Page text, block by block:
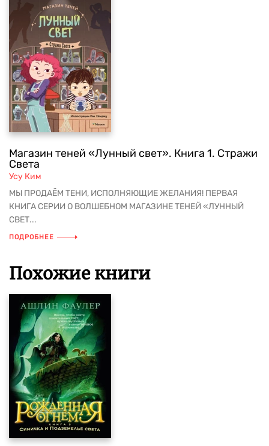
Магазин теней «Лунный свет». Книга 1. Стражи
Света
Усу Ким
МЫ ПРОДАЁМ ТЕНИ, ИСПОЛНЯЮЩИЕ ЖЕЛАНИЯ! ПЕРВАЯ
КНИГА СЕРИИ О ВОЛШЕБНОМ МАГАЗИНЕ ТЕНЕЙ «ЛУННЫЙ
СВЕТ...
ПОДРОБНЕЕ
Похожие книги